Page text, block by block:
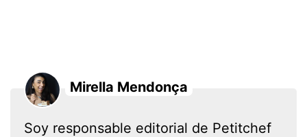
Mirella Mendonça
Soy responsable editorial de Petitchef